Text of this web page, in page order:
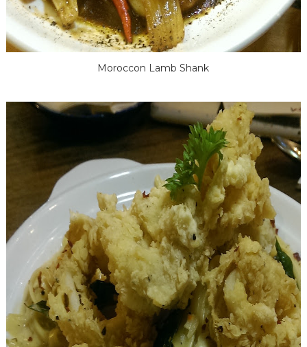
Moroccon Lamb Shank